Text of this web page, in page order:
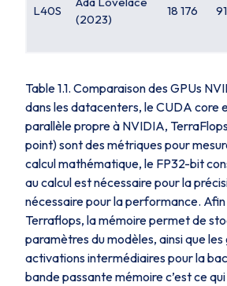
L40S
(2023)
18 176
Table 1.1. Comparaison des GPUs
dans les datacenters, le CUDA core
parallèle propre à NVIDIA,
point) sont des métriques pour
calcul mathématique, le FP32-bit
au calcul est nécessaire pour la
nécessaire pour la performance.
Terraflops, la mémoire permet de
paramètres du modèles, ainsi que
activations intermédiaires pour la
bande passante mémoire c’est ce